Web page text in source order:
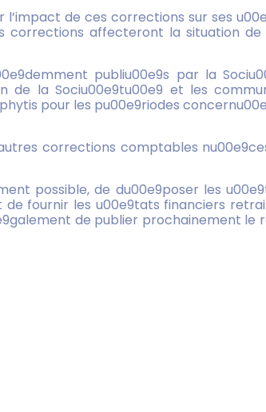
de ces corrections sur ses
corrections affecteront la situation
publiu00e9s par la
la Sociu00e9tu00e9 et les
pour les pu00e9riodes
corrections comptables
possible, de du00e9poser les
fournir les u00e9tats financiers
de publier prochainement